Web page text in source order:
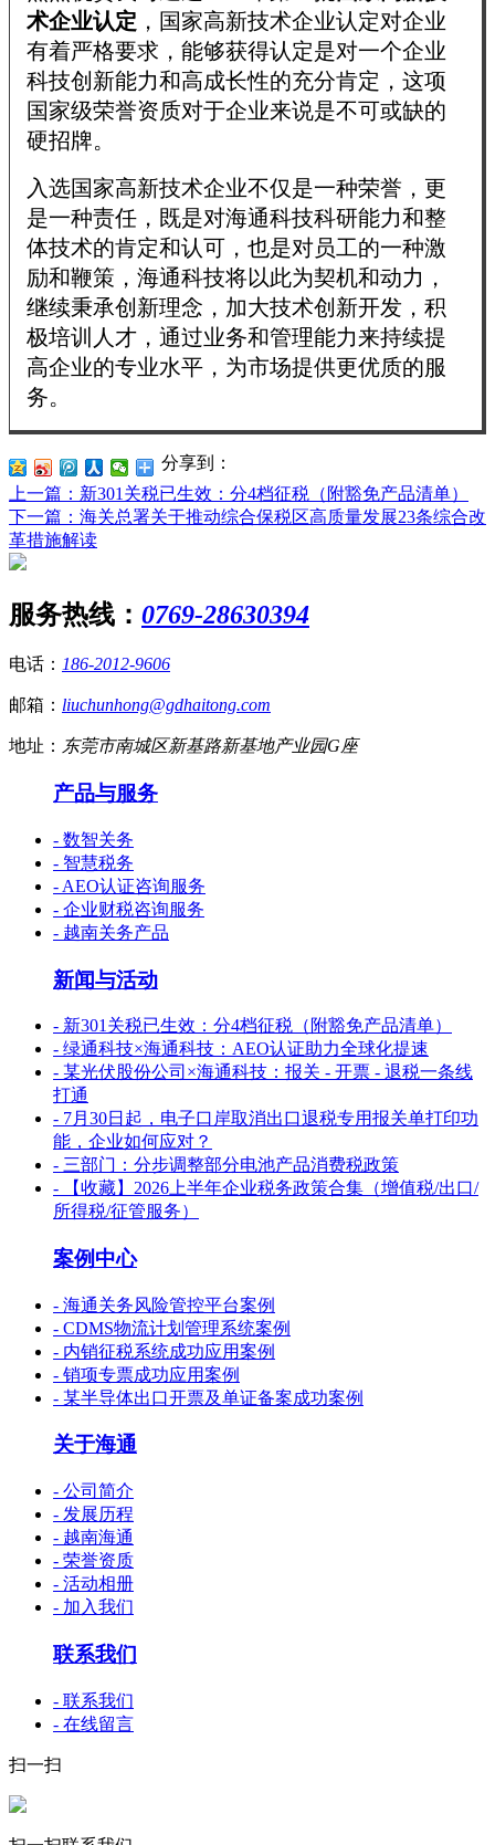
术企业认定 ，国家高新技术企业认定对企业
有着严格要求，能够获得认定是对一个企业
科技创新能力和高成长性的充分肯定，这项
国家级荣誉资质对于企业来说是不可或缺的
硬招牌。
入选国家高新技术企业不仅是一种荣誉，更
是一种责任，既是对海通科技科研能力和整
体技术的肯定和认可，也是对员工的一种激
励和鞭策，海通科技将以此为契机和动力，
继续秉承创新理念，加大技术创新开发，积
极培训人才，通过业务和管理能力来持续提
高企业的专业水平，为市场提供更优质的服
务。
分享到：
上一篇 ：新301关税已生效：分4档征税（附豁免产品清单）
下一篇 ：海关总署关于推动综合保税区高质量发展23条综合改
革措施解读
服务热线： 0769-28630394
电话： 186-2012-9606
邮箱： liuchunhong@gdhaitong.com
地址： 东莞市南城区新基路新基地产业园G座
产品与服务
- 数智关务
- 智慧税务
- AEO认证咨询服务
- 企业财税咨询服务
- 越南关务产品
新闻与活动
- 新301关税已生效：分4档征税（附豁免产品清单）
- 绿通科技×海通科技：AEO认证助力全球化提速
- 某光伏股份公司×海通科技：报关 - 开票 - 退税一条线
打通
- 7月30日起，电子口岸取消出口退税专用报关单打印功
能，企业如何应对？
- 三部门：分步调整部分电池产品消费税政策
- 【收藏】2026上半年企业税务政策合集（增值税/出口/
所得税/征管服务）
案例中心
- 海通关务风险管控平台案例
- CDMS物流计划管理系统案例
- 内销征税系统成功应用案例
- 销项专票成功应用案例
- 某半导体出口开票及单证备案成功案例
关于海通
- 公司简介
- 发展历程
- 越南海通
- 荣誉资质
- 活动相册
- 加入我们
联系我们
- 联系我们
- 在线留言
扫一扫